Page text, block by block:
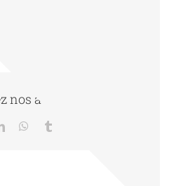
nos actualités
LinkedInWhatsApp